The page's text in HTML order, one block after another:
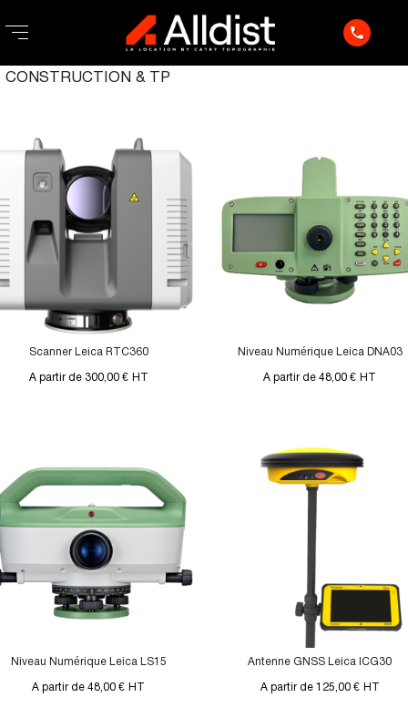
phone
CONSTRUCTION & TP
Scanner Leica RTC360
A partir de 300,00 € HT
Niveau Numérique Leica DNA03
A partir de 48,00 € HT
Niveau Numérique Leica LS15
A partir de 48,00 € HT
Antenne GNSS Leica ICG30
A partir de 125,00 € HT